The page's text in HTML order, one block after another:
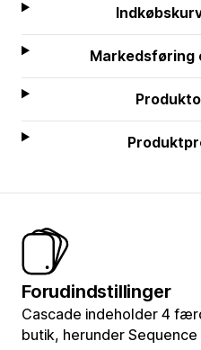
Markedsføring
Forudindstillinger
Cascade indeholder 4
butik, herunder Sequence